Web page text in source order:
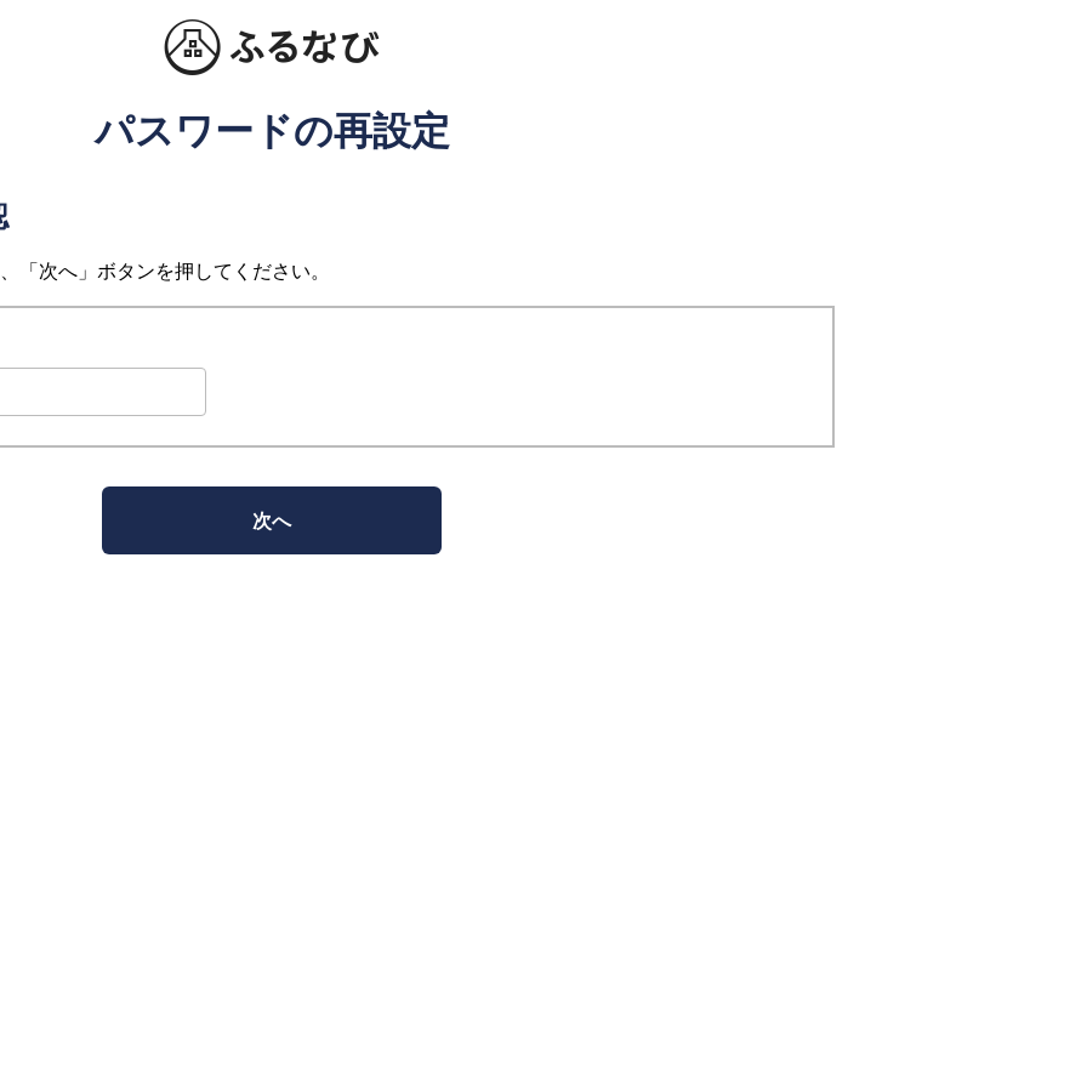
パスワードの再設定
「次へ」ボタンを押してください。